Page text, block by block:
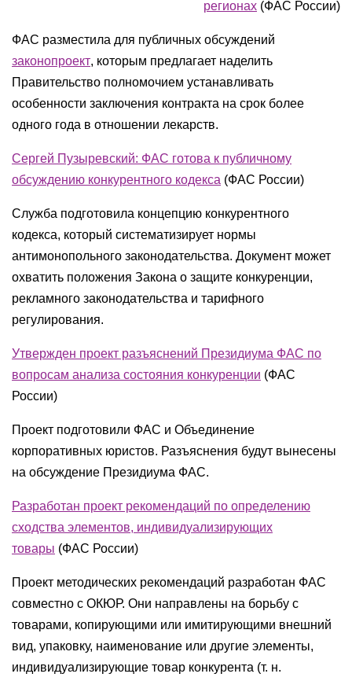
регионах (ФАС России)
ФАС разместила для публичных обсуждений
законопроект, которым предлагает наделить
Правительство полномочием устанавливать
особенности заключения контракта на срок более
одного года в отношении лекарств.
Сергей Пузыревский: ФАС готова к публичному
обсуждению конкурентного кодекса (ФАС России)
Служба подготовила концепцию конкурентного
кодекса, который систематизирует нормы
антимонопольного законодательства. Документ может
охватить положения Закона о защите конкуренции,
рекламного законодательства и тарифного
регулирования.
Утвержден проект разъяснений Президиума ФАС по
вопросам анализа состояния конкуренции (ФАС
России)
Проект подготовили ФАС и Объединение
корпоративных юристов. Разъяснения будут вынесены
на обсуждение Президиума ФАС.
Разработан проект рекомендаций по определению
сходства элементов, индивидуализирующих
товары (ФАС России)
Проект методических рекомендаций разработан ФАС
совместно с ОКЮР. Они направлены на борьбу с
товарами, копирующими или имитирующими внешний
вид, упаковку, наименование или другие элементы,
индивидуализирующие товар конкурента (т. н.